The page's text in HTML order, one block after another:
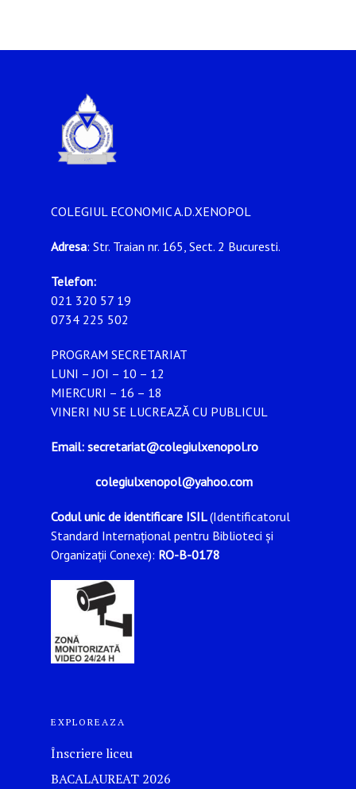
COLEGIUL ECONOMIC A.D.XENOPOL
Adresa: Str. Traian nr. 165, Sect. 2 Bucuresti.
Telefon:
021 320 57 19
0734 225 502
PROGRAM SECRETARIAT
LUNI – JOI – 10 – 12
MIERCURI – 16 – 18
VINERI NU SE LUCREAZĂ CU PUBLICUL
Email: secretariat@colegiulxenopol.ro
colegiulxenopol@yahoo.com
Codul unic de identificare ISIL(Identificatorul
Standard Internațional pentru Biblioteci și
Organizații Conexe): RO-B-0178
EXPLOREAZA
Înscriere liceu
BACALAUREAT 2026